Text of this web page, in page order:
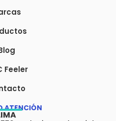
Feeler
ATENCIÓN